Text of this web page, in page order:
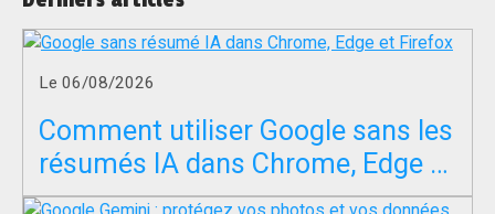
Le 06/08/2026
Comment utiliser Google sans les
résumés IA dans Chrome, Edge et
Firefox ?